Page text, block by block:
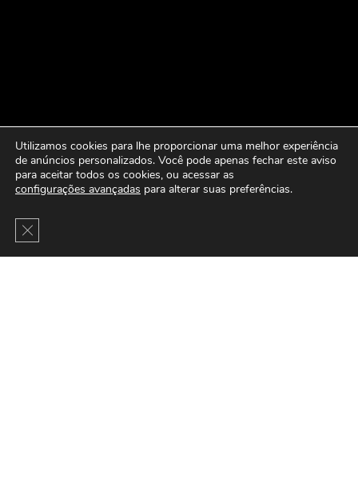
Utilizamos cookies para lhe proporcionar uma melhor experiência
de anúncios personalizados. Você pode apenas fechar este aviso
para aceitar todos os cookies, ou acessar as
configurações avançadas para alterar suas preferências.
Close GDPR Cookie Banner